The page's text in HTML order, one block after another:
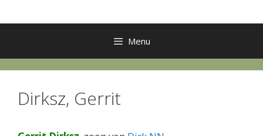
Menu
Dirksz, Gerrit